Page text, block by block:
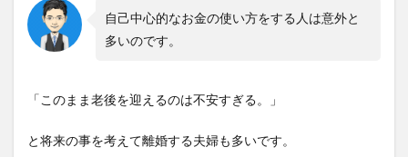
自己中心的なお金の使い方をする人は意外と
多いのです。
「このまま老後を迎えるのは不安すぎる。」
と将来の事を考えて離婚する夫婦も多いです。